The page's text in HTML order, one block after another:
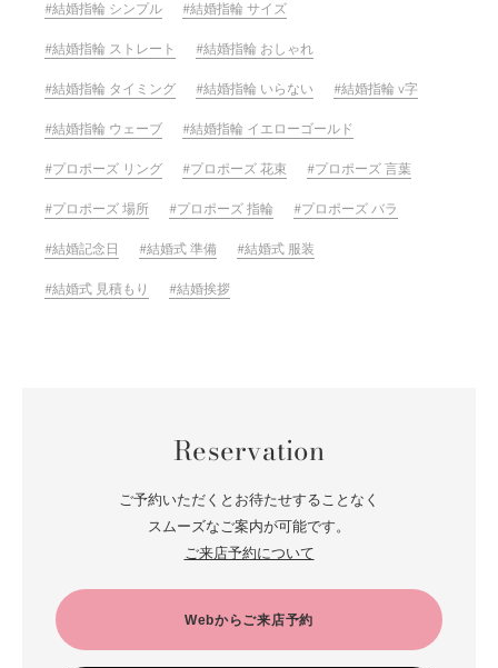
結婚指輪 シンプル 結婚指輪 サイズ
結婚指輪 ストレート 結婚指輪 おしゃれ
結婚指輪 タイミング 結婚指輪 いらない 結婚指輪 v字
結婚指輪 ウェーブ 結婚指輪 イエローゴールド
プロポーズ リング プロポーズ 花束 プロポーズ 言葉
プロポーズ 場所 プロポーズ 指輪 プロポーズ バラ
結婚記念日 結婚式 準備 結婚式 服装
結婚式 見積もり 結婚挨拶
Reservation
ご予約いただくとお待たせすることなく
スムーズなご案内が可能です。
ご来店予約について
Webからご来店予約